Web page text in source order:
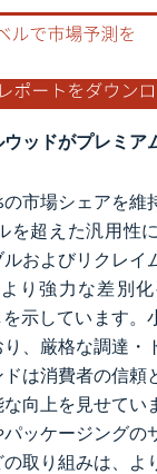
ッドがプレミア
の市場シェアを維
を超えた汎用性
およびリクレイ
り強力な差別
を示しています。
、厳格な調達・
は消費者の信頼
向上を見せてい
ッケージングの
取り組みは、よ